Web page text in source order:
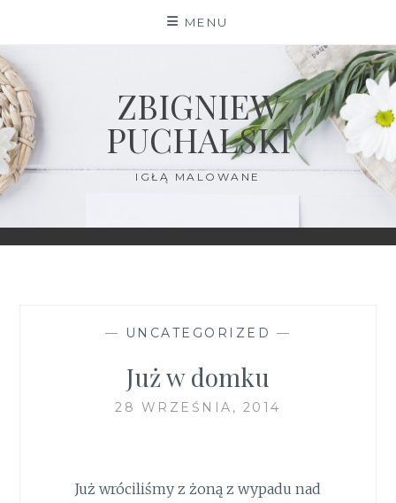
content
MENU
ZBIGNIEW
PUCHALSKI
IGŁĄ MALOWANE
— UNCATEGORIZED —
Już w domku
28 WRZEŚNIA, 2014
Już wróciliśmy z żoną z wypadu nad